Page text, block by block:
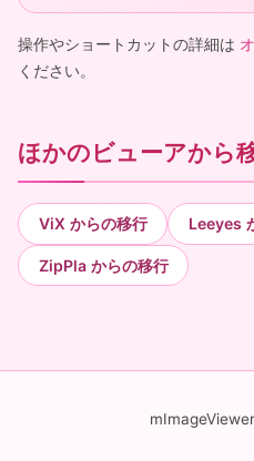
操作やショートカットの詳細は
ください。
ほかのビューアから
ViX からの移行 Leeyes
ZipPla からの移行